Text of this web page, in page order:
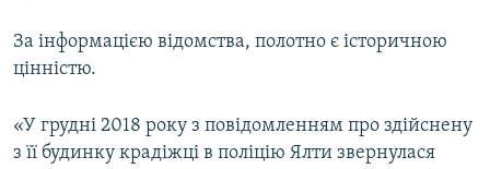
За інформацією відомства, полотно є історичною
цінністю.
«У грудні 2018 року з повідомленням про здійснену
з її будинку крадіжці в поліцію Ялти звернулася